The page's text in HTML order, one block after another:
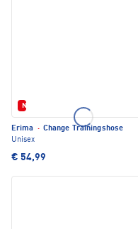
Neu
Erima · Change Trainingshose
Unisex
€ 54,99